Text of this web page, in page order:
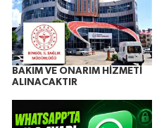
BAKIM VE ONARIM HİZMETİ
ALINACAKTIR